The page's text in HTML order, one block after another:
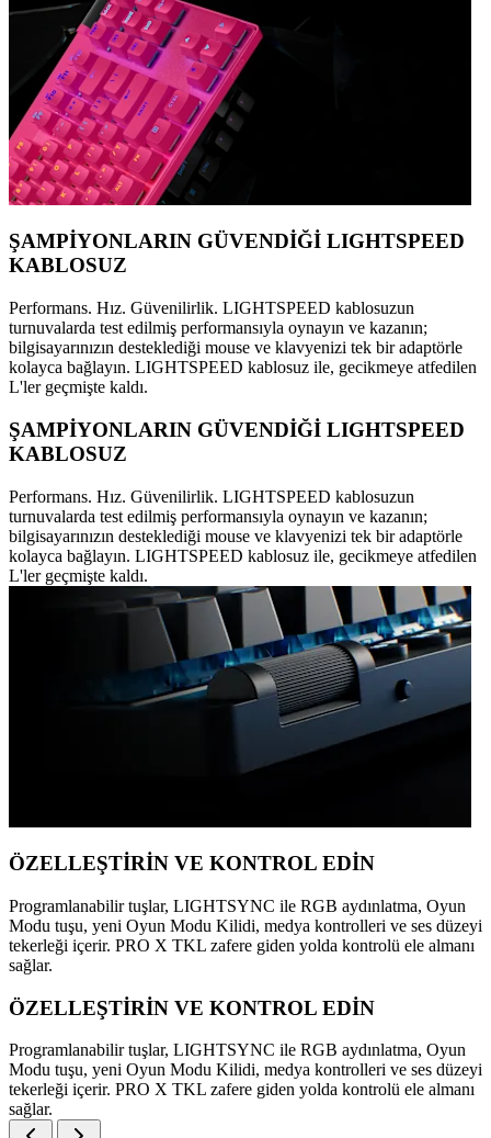
ŞAMPİYONLARIN GÜVENDİĞİ LIGHTSPEED
KABLOSUZ
Performans. Hız. Güvenilirlik. LIGHTSPEED kablosuzun
turnuvalarda test edilmiş performansıyla oynayın ve kazanın;
bilgisayarınızın desteklediği mouse ve klavyenizi tek bir adaptörle
kolayca bağlayın. LIGHTSPEED kablosuz ile, gecikmeye atfedilen
L'ler geçmişte kaldı.
ŞAMPİYONLARIN GÜVENDİĞİ LIGHTSPEED
KABLOSUZ
Performans. Hız. Güvenilirlik. LIGHTSPEED kablosuzun
turnuvalarda test edilmiş performansıyla oynayın ve kazanın;
bilgisayarınızın desteklediği mouse ve klavyenizi tek bir adaptörle
kolayca bağlayın. LIGHTSPEED kablosuz ile, gecikmeye atfedilen
L'ler geçmişte kaldı.
ÖZELLEŞTİRİN VE KONTROL EDİN
Programlanabilir tuşlar, LIGHTSYNC ile RGB aydınlatma, Oyun
Modu tuşu, yeni Oyun Modu Kilidi, medya kontrolleri ve ses düzeyi
tekerleği içerir. PRO X TKL zafere giden yolda kontrolü ele almanı
sağlar.
ÖZELLEŞTİRİN VE KONTROL EDİN
Programlanabilir tuşlar, LIGHTSYNC ile RGB aydınlatma, Oyun
Modu tuşu, yeni Oyun Modu Kilidi, medya kontrolleri ve ses düzeyi
tekerleği içerir. PRO X TKL zafere giden yolda kontrolü ele almanı
sağlar.